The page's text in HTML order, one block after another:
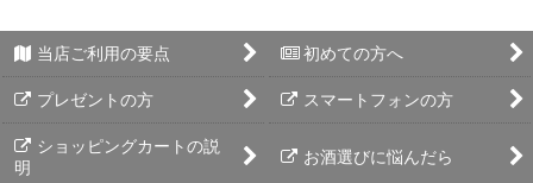
当店ご利用の要点 初めての方へ
プレゼントの方 スマートフォンの方
ショッピングカートの説
明
お酒選びに悩んだら